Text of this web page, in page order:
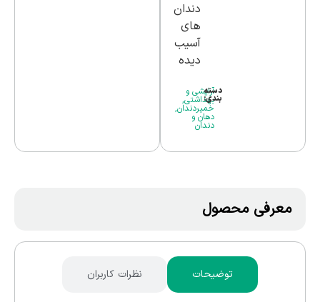
دندان
های
آسیب
دیده
آرایشی و
بهداشتی,
خمیردندان,
دهان و
دندان
دسته
بندی:
معرفی محصول
توضیحات نظرات کاربران